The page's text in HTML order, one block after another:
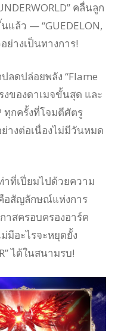
คลื่นลูก
ล้ว — “GUEDELON,
ย่างเป็นทางการ!
ลดปล่อยพลัง “Flame
งของดาเมจขั้นสุด และ
ทุกครั้งที่โจมตีศัตรู
างต่อเนื่องไม่มีวันหมด
ที่เปี่ยมไปด้วยความ
คือสัญลักษณ์แห่งการ
าสครอบครองอาร์ค
มีอะไรจะหยุดยั้ง
ได้ในสนามรบ!